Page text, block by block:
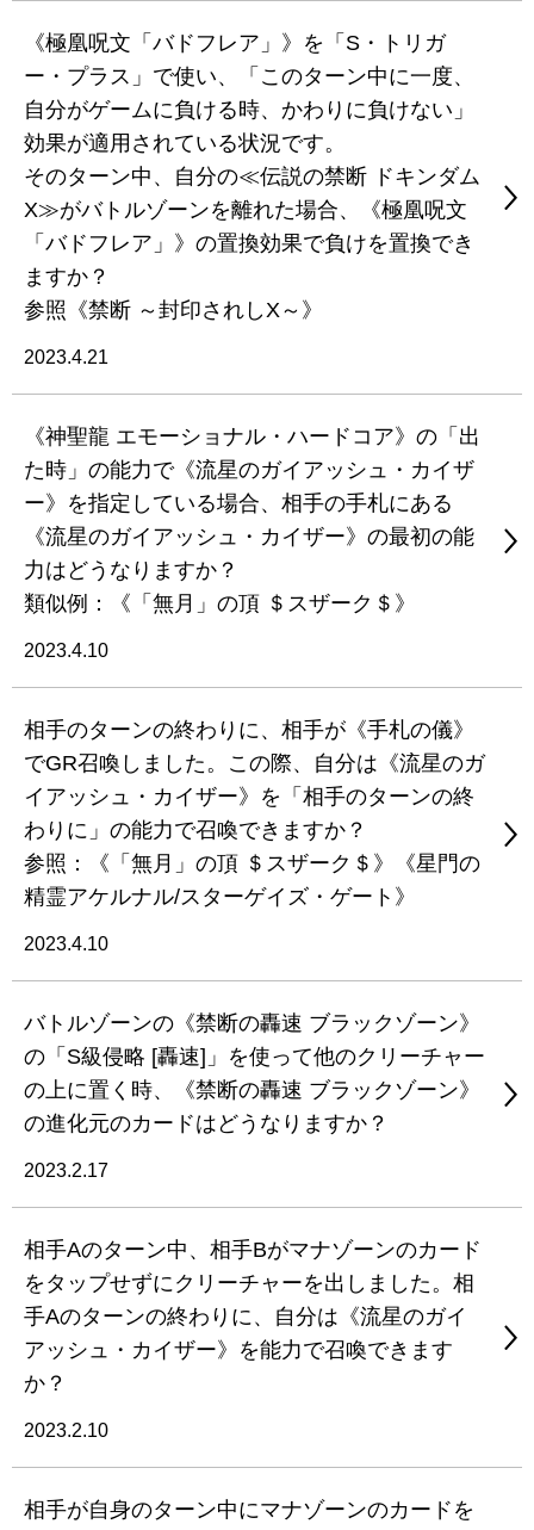
《極凰呪文「バドフレア」》を「S・トリガ
ー・プラス」で使い、「このターン中に一度、
自分がゲームに負ける時、かわりに負けない」
効果が適用されている状況です。
そのターン中、自分の≪伝説の禁断 ドキンダム
X≫がバトルゾーンを離れた場合、《極凰呪文
「バドフレア」》の置換効果で負けを置換でき
ますか？
参照《禁断 ～封印されしX～》
2023.4.21
《神聖龍 エモーショナル・ハードコア》の「出
た時」の能力で《流星のガイアッシュ・カイザ
ー》を指定している場合、相手の手札にある
《流星のガイアッシュ・カイザー》の最初の能
力はどうなりますか？
類似例：《「無月」の頂 ＄スザーク＄》
2023.4.10
相手のターンの終わりに、相手が《手札の儀》
でGR召喚しました。この際、自分は《流星のガ
イアッシュ・カイザー》を「相手のターンの終
わりに」の能力で召喚できますか？
参照：《「無月」の頂 ＄スザーク＄》《星門の
精霊アケルナル/スターゲイズ・ゲート》
2023.4.10
バトルゾーンの《禁断の轟速 ブラックゾーン》
の「S級侵略 [轟速]」を使って他のクリーチャー
の上に置く時、《禁断の轟速 ブラックゾーン》
の進化元のカードはどうなりますか？
2023.2.17
相手Aのターン中、相手Bがマナゾーンのカード
をタップせずにクリーチャーを出しました。相
手Aのターンの終わりに、自分は《流星のガイ
アッシュ・カイザー》を能力で召喚できます
か？
2023.2.10
相手が自身のターン中にマナゾーンのカードを